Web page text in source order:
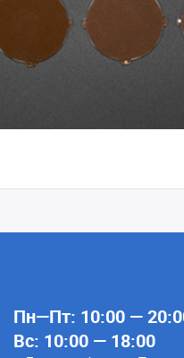
Пн—Пт: 10:00 —
Вс: 10:00 — 18:00